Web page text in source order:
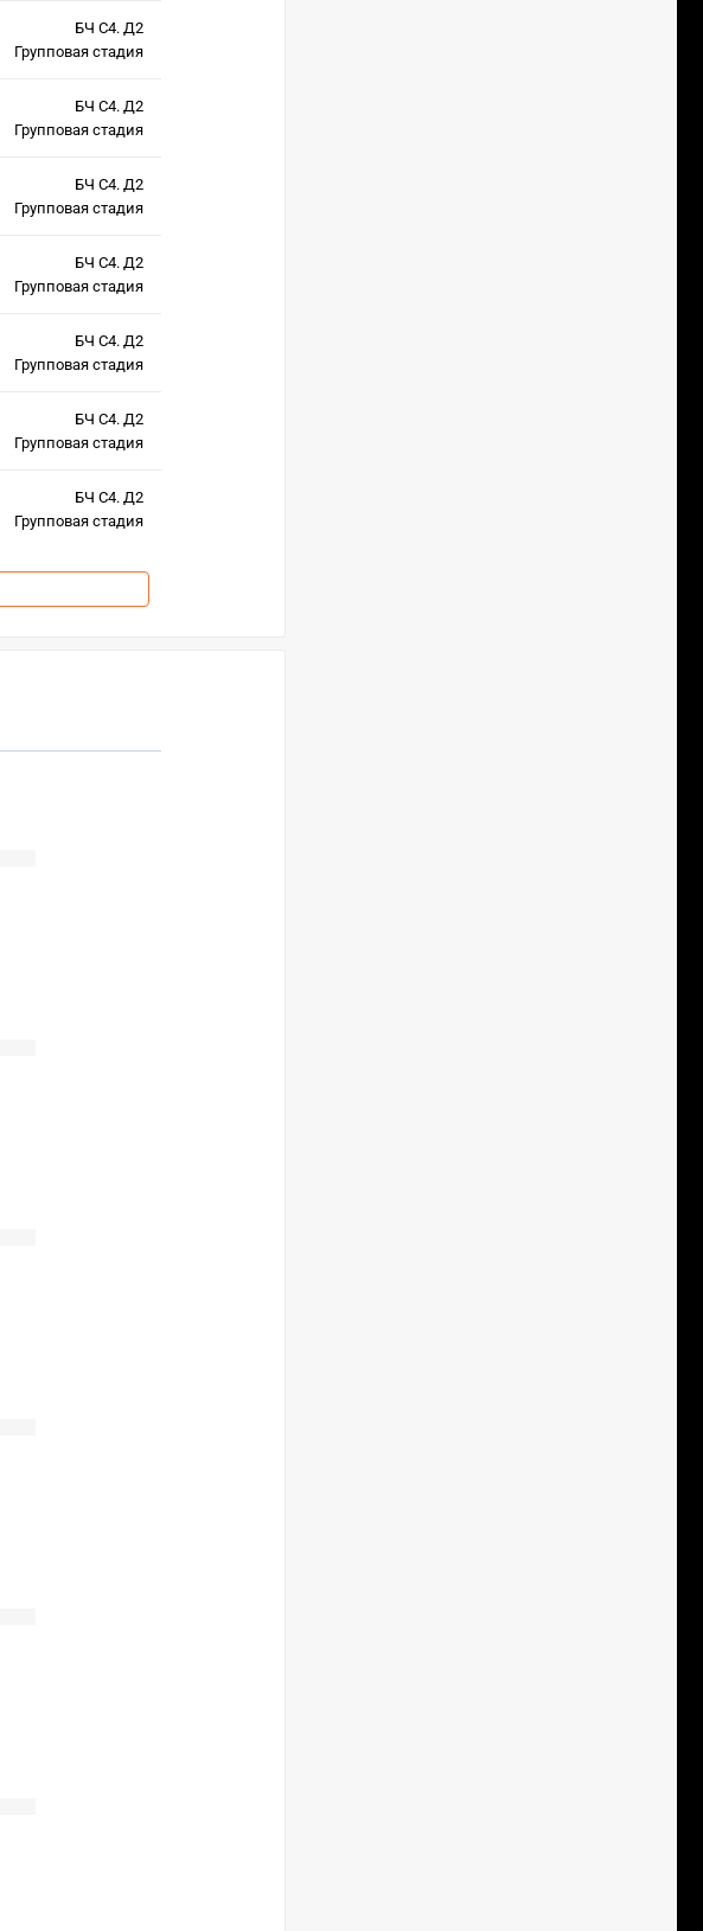
БЧ С4. Д2
Групповая стадия
БЧ С4. Д2
Групповая стадия
БЧ С4. Д2
Групповая стадия
БЧ С4. Д2
Групповая стадия
БЧ С4. Д2
Групповая стадия
БЧ С4. Д2
Групповая стадия
БЧ С4. Д2
Групповая стадия